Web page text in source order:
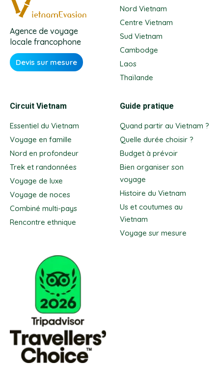
Agence de voyage
locale francophone
Devis sur mesure
Nord Vietnam
Centre Vietnam
Sud Vietnam
Cambodge
Laos
Thaïlande
Circuit Vietnam
Essentiel du Vietnam
Voyage en famille
Nord en profondeur
Trek et randonnées
Voyage de luxe
Voyage de noces
Combiné multi-pays
Rencontre ethnique
Guide pratique
Quand partir au Vietnam ?
Quelle durée choisir ?
Budget à prévoir
Bien organiser son
voyage
Histoire du Vietnam
Us et coutumes au
Vietnam
Voyage sur mesure